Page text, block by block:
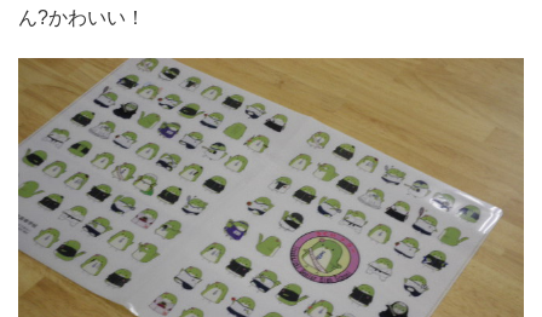
ん?かわいい！